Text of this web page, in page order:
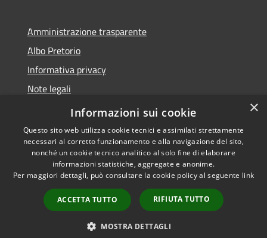
Amministrazione trasparente
Albo Pretorio
Informativa privacy
Note legali
Dichiarazione di accessibilità
Accessibilità
Copyright © 2026 • Comune di
Campo di Giove • Powered by
Municipium•
Accesso
redazione
×
Informazioni sui cookie
Questo sito web utilizza cookie tecnici e assimilati strettamente
necessari al corretto funzionamento e alla navigazione del sito,
nonché un cookie tecnico analitico al solo fine di elaborare
informazioni statistiche, aggregate e anonime.
Per maggiori dettagli, può consultare la cookie policy al seguente link
ACCETTA TUTTO RIFIUTA TUTTO
MOSTRA DETTAGLI